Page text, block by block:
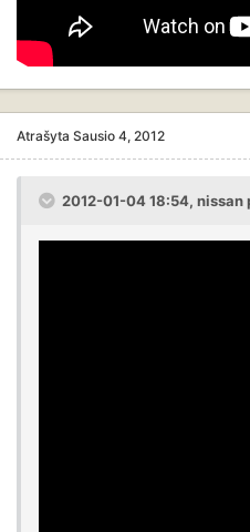
Atrašyta Sausio 4, 2012
2012-01-04 18:54, nissan